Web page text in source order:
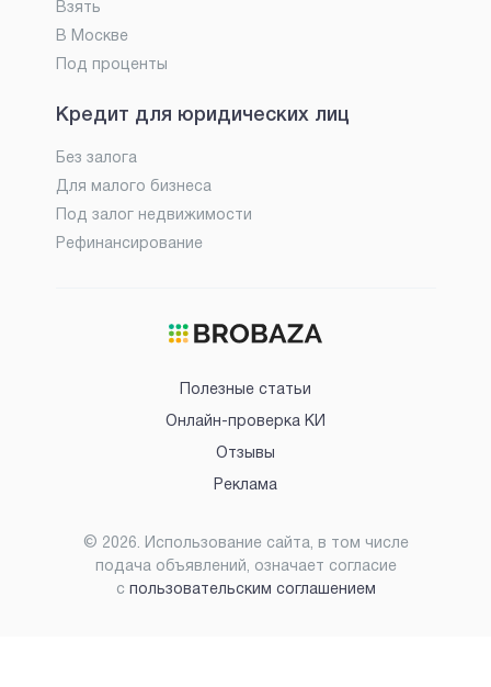
Взять
В Москве
Под проценты
Кредит для юридических лиц
Без залога
Для малого бизнеса
Под залог недвижимости
Рефинансирование
Полезные статьи
Онлайн-проверка КИ
Отзывы
Реклама
© 2026. Использование сайта, в том числе
подача объявлений, означает согласие
с пользовательским соглашением